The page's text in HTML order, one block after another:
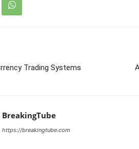
Trading Systems
BreakingTube
https://breakingtube.com